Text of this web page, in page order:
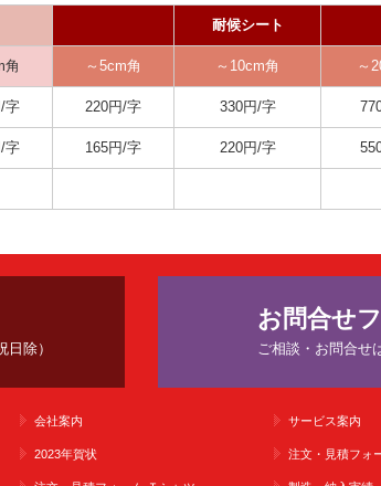
耐候シート
角 ～5cm角 ～10cm角 ～
字 220円/字 330円/字
字 165円/字 220円/字
除）
お問合せ
ご相談・お問合せ
会社案内 サービス案内
2023年賀状 注文・見積フォ